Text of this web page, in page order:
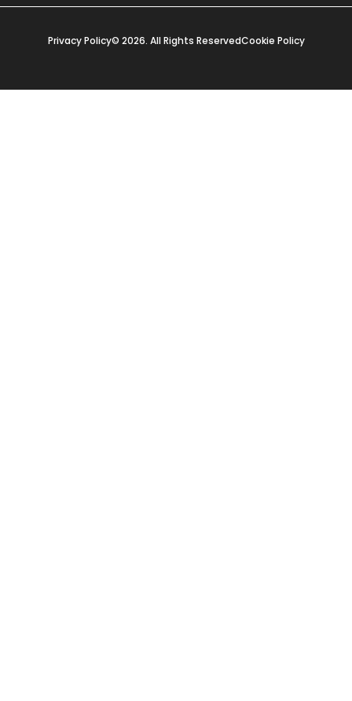
Privacy Policy© 2026. All Rights ReservedCookie Policy